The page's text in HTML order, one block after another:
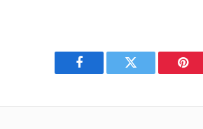
Facebook Twitter